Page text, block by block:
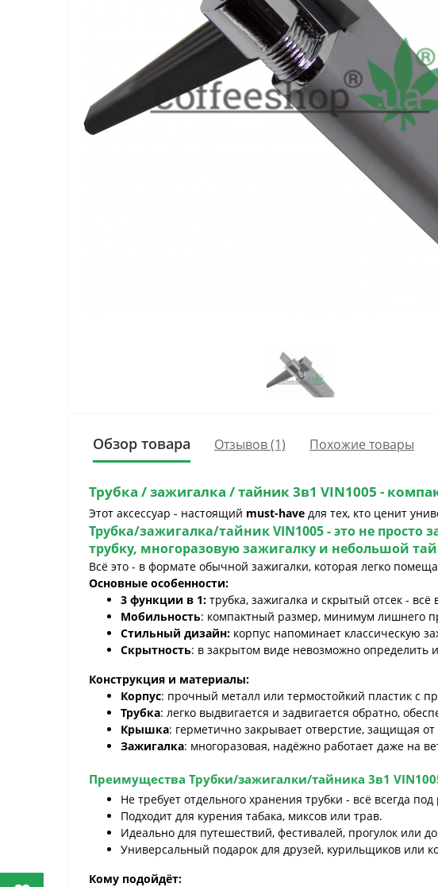
Обзор товара Отзывов (1) Похожие товары
Трубка / зажигалка / тайник 3в1 VIN1005 -
Этот аксессуар - настоящий must-have для тех, кто ценит
Трубка/зажигалка/тайник VIN1005- это не просто
трубку, многоразовую зажигалку и небольшой
Всё это - в формате обычной зажигалки, которая легко
Основные особенности:
3 функции в 1: трубка, зажигалка и скрытый отсек - всё
Мобильность: компактный размер, минимум лишнего
Стильный дизайн: корпус напоминает классическую
Скрытность: в закрытом виде невозможно определить
Конструкция и материалы:
Корпус: прочный металл или термостойкий пластик с
Трубка: легко выдвигается и задвигается обратно,
Крышка: герметично закрывает отверстие, защищая
Зажигалка: многоразовая, надёжно работает даже на
Преимущества Трубки/зажигалки/тайника 3в1
Не требует отдельного хранения трубки - всё всегда под
Подходит для курения табака, миксов или трав.
Идеально для путешествий, фестивалей, прогулок или
Универсальный подарок для друзей, курильщиков или
Кому подойдёт: